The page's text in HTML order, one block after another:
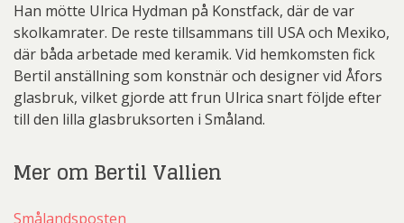
Han mötte Ulrica Hydman på Konstfack, där de var
skolkamrater. De reste tillsammans till USA och Mexiko,
där båda arbetade med keramik. Vid hemkomsten fick
Bertil anställning som konstnär och designer vid Åfors
glasbruk, vilket gjorde att frun Ulrica snart följde efter
till den lilla glasbruksorten i Småland.
Mer om Bertil Vallien
Smålandsposten